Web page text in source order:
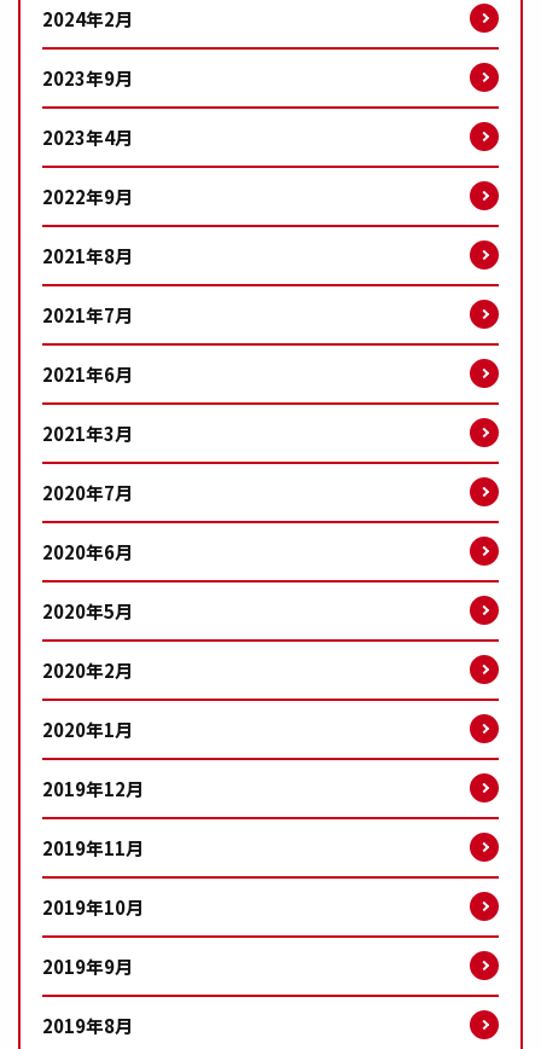
2024年2月
2023年9月
2023年4月
2022年9月
2021年8月
2021年7月
2021年6月
2021年3月
2020年7月
2020年6月
2020年5月
2020年2月
2020年1月
2019年12月
2019年11月
2019年10月
2019年9月
2019年8月